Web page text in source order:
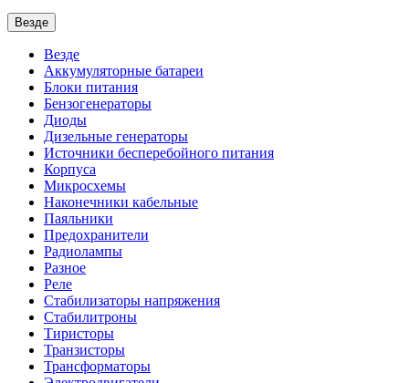
Везде
Везде
Аккумуляторные батареи
Блоки питания
Бензогенераторы
Диоды
Дизельные генераторы
Источники бесперебойного питания
Корпуса
Микросхемы
Наконечники кабельные
Паяльники
Предохранители
Радиолампы
Разное
Реле
Стабилизаторы напряжения
Стабилитроны
Тиристоры
Транзисторы
Трансформаторы